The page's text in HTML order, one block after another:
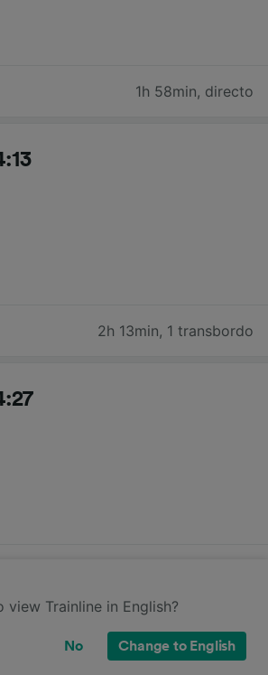
1h 58min, directo
2h 13min, 1 transbordo
view Trainline in English?
No Change to English